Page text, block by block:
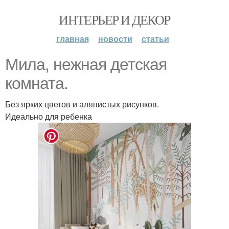
ИНТЕРЬЕР И ДЕКОР
главная новости статьи
Мила, нежная детская
комната.
Без ярких цветов и аляпистых рисунков.
Идеально для ребенка